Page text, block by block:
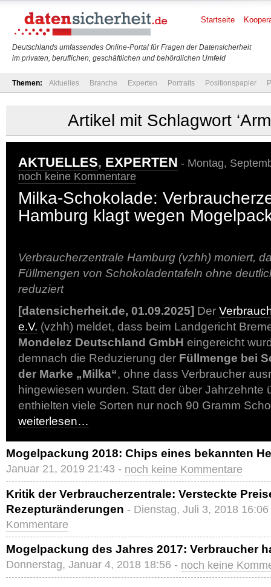
Deutschlands umfassendes Online-Portal für Fragen der Datensicherheit
im privaten, beruflichen, geschäftlichen und behördlichen Umfeld
Startseite
Themen: Aktuelles Branche Experten Portraits Positionspapier
Artikel mit Schlagwort
AKTUELLES, EXPERTEN - Montag,
noch keine Kommentare
Milka-Schokolade:
Hamburg klagt wegen
Verbraucherzentrale Hamburg (vzhh) moniert,
Füllmengen von Schokoladentafeln ohne
reduziert
[datensicherheit.de, 01.09.2025] Der
e.V. (vzhh) meldet, dass beim Landgericht
Mondelez Deutschland GmbH eingereicht
demnach die Reduzierung der Füllmenge bei
der Marke „Milka“, ohne dass Verbraucher
hingewiesen wurden. Statt der über Jahrzehnte
enthielten viele Sorten nur noch 90 Gramm
weiterlesen…
Mogelpackung 2018: Chips eines bekannten
Januar 21, 2019 21:43 - noch keine Kommentare
Kritik der Verbraucherzentrale: Versteckte
Rezepturänderungen - Dienstag, Juli 3, 2018
Kommentare
Mogelpackung des Jahres 2017: Verbraucher
Donnerstag, Januar 4, 2018 18:56 - noch keine